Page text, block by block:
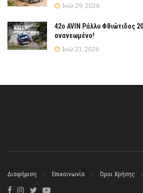
Ιούλ 29, 2026
42ο AVIN Ράλλυ Φθιώτιδος
ανανεωμένο!
Ιούλ 21, 2026
Διαφήμιση Επικοινωνία Όροι Χρήσης